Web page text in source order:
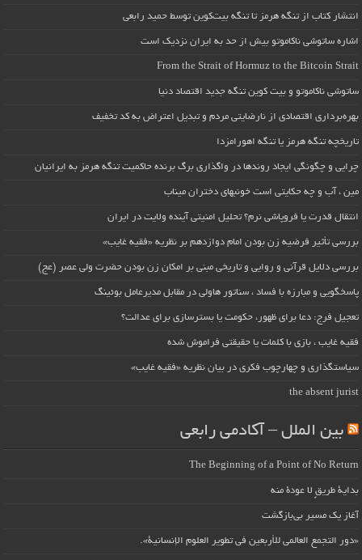
انتشار کتاب از تنگه هرمز تا تنگه بیت‌کوین توسط حمید رابعی
اشاره ساتوشی ناکاموتو بیش از حد به ایران نزدیک است
From the Strait of Hormuz to the Bitcoin Strait
ساتوشی ناکاموتو و بیت کوین تنگه جدید اقتصاد دنیا
بهره‌برداری اقتصادی از نارضایتی مردم و تبدیل اعتراض به کد تخفیف
تاریخچه تنگه هرمز یا تنگه اهورامزدا
چرایی و چگونگی ایجاد روندها در واگذاری برگ برنده حاکمیت تنگه هرمز به ایرانیان
مین ، آب و چه حکایتی است خونبهای دختران میناب
انتقال قدرت یا فروپاشی نرم؟ تحلیل امنیتی آینده ولایت در ایران
بررسی تأثیر فرضیه زن بودن امام دوازدهم بر نظریه «فقیه غایب»
بررسی دلایل قرآنی و روایی و تاریخی مبنی بر امکان زن بودن حضرت ولی عصر (عج)
پاسخگویی و مبارزه با فساد ، سناتور هاولی در مقابل مدیرعامل بوئینگ
تعجیل فرج: دعا برای ظهور، حکومت یا بسترسازی برای عدالت؟
فقیه غایب ، بازی با کلمات یا حقیقتی فراموش شده
سیاستگذاری و چهارچوب فکری در بیان نظریه «فقیه غایب»
the absent jurist
بین الملل – آکادمی رابعی
The Beginning of a Point of No Return
بداية طريقٍ لا عودة منه
آغاز یک مسیر بی‌بازگشت
«دور التجمع العالمي للأربعين في تطوير العلوم الإنسانية».